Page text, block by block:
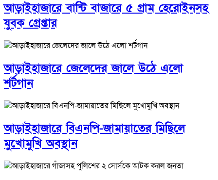
আড়াইহাজারে বান্টি বাজারে ৫ গ্রাম হেরোইনসহ
যুবক গ্রেপ্তার
আড়াইহাজারে জেলেদের জালে উঠে এলো
শর্টগান
আড়াইহাজারে বিএনপি-জামায়াতের মিছিলে
মুখোমুখি অবস্থান